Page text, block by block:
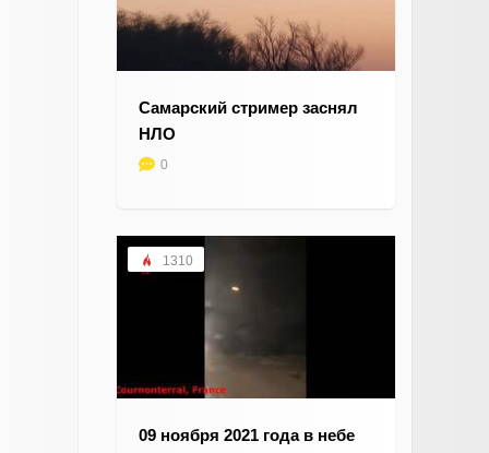
Самарский стример заснял
НЛО
0
1310
09 ноября 2021 года в небе